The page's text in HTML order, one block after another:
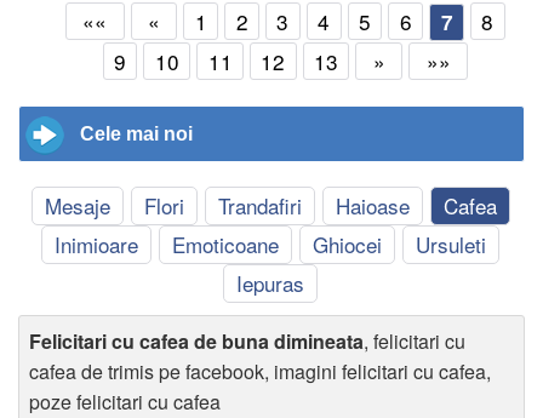
«« « 1 2 3 4 5 6 7
8
9
10 11 12 13 » »»
Cele mai noi
Mesaje Flori Trandafiri Haioase
Cafea
Inimioare
Emoticoane Ghiocei
Ursuleti
Iepuras
Felicitari cu cafea de buna dimineata, felicitari cu
cafea de trimis pe facebook, imagini felicitari cu cafea,
poze felicitari cu cafea